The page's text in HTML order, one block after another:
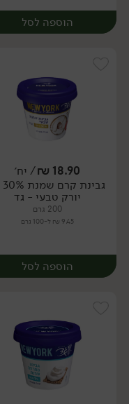
הוספה לסל
יח׳
18.90
₪/ יח׳
יורק טבעי - גד
200 גרם
9.45 ₪ ל-100 גרם
הוספה לסל